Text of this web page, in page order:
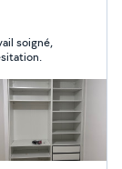
soigné,